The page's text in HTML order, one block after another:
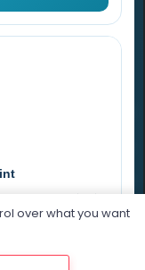
et le plein air.
over what you want